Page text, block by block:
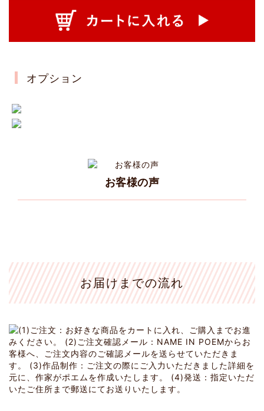
オプション
お客様の声
お届けまでの流れ